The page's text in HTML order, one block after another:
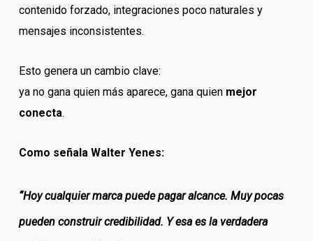
contenido forzado, integraciones poco naturales y
mensajes inconsistentes.
Esto genera un cambio clave:
ya no gana quien más aparece, gana quien mejor
conecta.
Como señala Walter Yenes:
“Hoy cualquier marca puede pagar alcance. Muy pocas
pueden construir credibilidad. Y esa es la verdadera